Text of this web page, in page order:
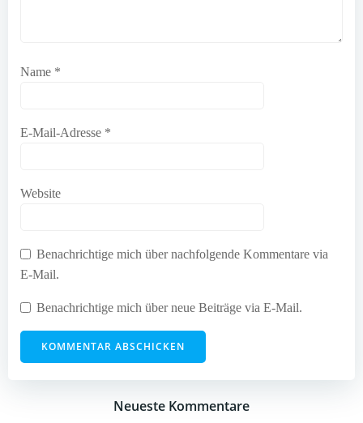
Name *
E-Mail-Adresse *
Website
Benachrichtige mich über nachfolgende Kommentare via
E-Mail.
Benachrichtige mich über neue Beiträge via E-Mail.
Neueste Kommentare